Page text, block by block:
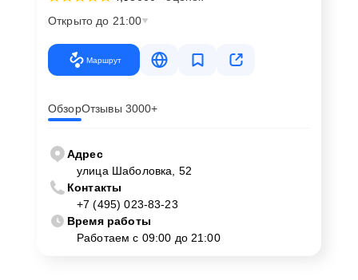
Открыто до 21:00
Маршрут
ОбзорОтзывы 3000+
Адрес
улица Шаболовка, 52
Контакты
+7 (495) 023-83-23
Время работы
Работаем с 09:00 до 21:00